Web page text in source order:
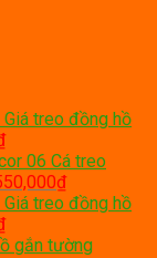
Giá treo đồng hồ
Giá
hiện
tại
là:
150,000₫.
Cá treo
₫Giá
hiện
là:
Giá treo đồng hồ
Giá
hiện
gắn tường